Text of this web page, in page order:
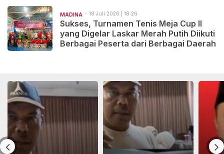
MADINA 18 Juli 2026 | 18:26
Sukses, Turnamen Tenis Meja Cup II
yang Digelar Laskar Merah Putih Diikuti
Berbagai Peserta dari Berbagai Daerah